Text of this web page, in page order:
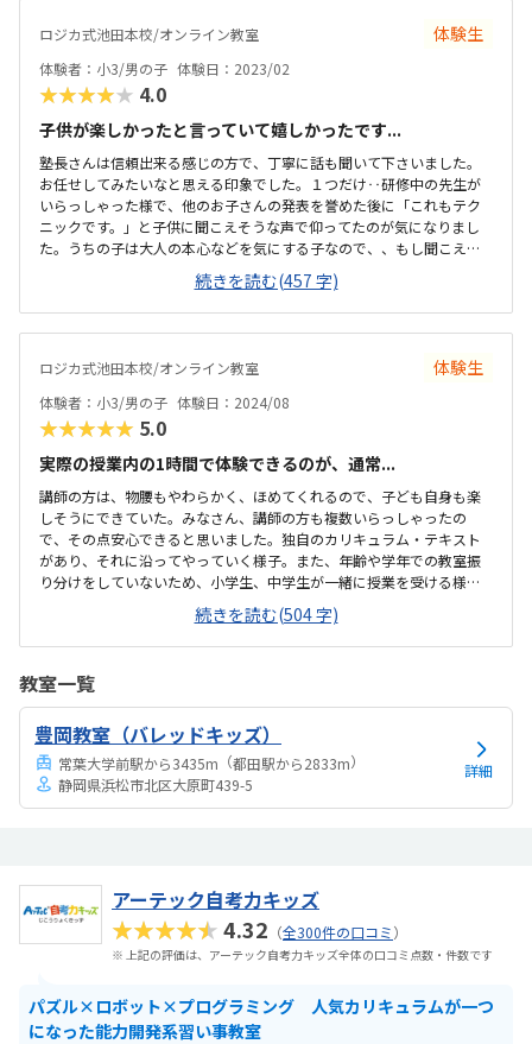
ロジカ式池田本校/オンライン教室 体験生
体験者：小3/男の子 体験日：2023/02
★★★★★ 4.0
子供が楽しかったと言っていて嬉しかったです...
塾長さんは信頼出来る感じの方で、丁寧に話も聞いて下さいました。
お任せしてみたいなと思える印象でした。１つだけ‥研修中の先生が
いらっしゃった様で、他のお子さんの発表を誉めた後に「これもテク
ニックです。」と子供に聞こえそうな声で仰ってたのが気になりまし
た。うちの子は大人の本心などを気にする子なので、、もし聞こえる
とがっかりしてしまうかなと思いました。プレゼンなどは苦手かなと
思いましたが、その子のペースに合わせてくださるそうです。前に出
るのが苦手なので、ここに通う事で少しずつ自信を持てるようになる
かなと思えました。教材も子供は楽しんでいたようです。自宅から近
ませられそうで良いです。とても明るく清潔で気持ちの良い空間でし
た。子供もきれいだったと言っていました。他とも比較して、ちょう
ど良いかなと思いました。振り替えが出来るのもすごく...
続きを読む(457 字)
ロジカ式池田本校/オンライン教室 体験生
体験者：小3/男の子 体験日：2024/08
★★★★★ 5.0
実際の授業内の1時間で体験できるのが、通常...
講師の方は、物腰もやわらかく、ほめてくれるので、子ども自身も楽
しそうにできていた。みなさん、講師の方も複数いらっしゃったの
で、その点安心できると思いました。独自のカリキュラム・テキスト
があり、それに沿ってやっていく様子。また、年齢や学年での教室振
り分けをしていないため、小学生、中学生が一緒に授業を受ける様子
だった。（作業自体は、一人でやる）駅近なので、通うには便利そう
です。夕方だったため、仕事帰りの方とすれ違う程度の人通りでし
た。安全面も特に問題なさそうです。自転車は駐輪場に関しては確認
コマの教室に、８～10人ほど座席だったように思います。入口では靴
を履き替えて、スリッパをはくようになっていました。回数は選択可
能とのこと。また、振替もできるというお話でした。料金は、プログ
ラミング教室自体が他の習い事に比べて高額なので、平...
続きを読む(504 字)
教室一覧
豊岡教室（バレッドキッズ）
常葉大学前駅から3435m （都田駅から2833m）
静岡県浜松市北区大原町439-5
詳細
アーテック自考力キッズ
★★★★★4.32 （全300件の口コミ）
※ 上記の評価は、アーテック自考力キッズ全体の口コミ点数・件数です
パズル×ロボット×プログラミング 人気カリキュラムが一つ
になった能力開発系習い事教室